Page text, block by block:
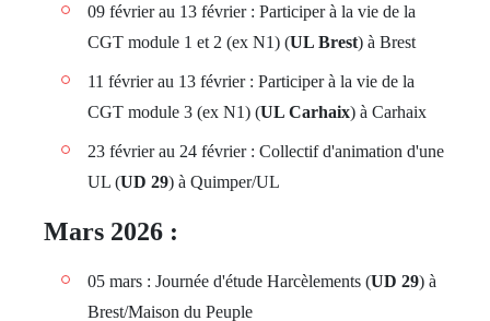
09 février au 13 février : Participer à la vie de la
CGT module 1 et 2 (ex N1) (UL Brest) à Brest
11 février au 13 février : Participer à la vie de la
CGT module 3 (ex N1) (UL Carhaix) à Carhaix
23 février au 24 février : Collectif d'animation d'une
UL (UD 29) à Quimper/UL
Mars 2026 :
05 mars : Journée d'étude Harcèlements (UD 29) à
Brest/Maison du Peuple